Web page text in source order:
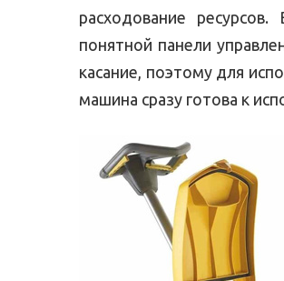
расходование
понятной панели
касание, поэтому для
машина сразу готова к